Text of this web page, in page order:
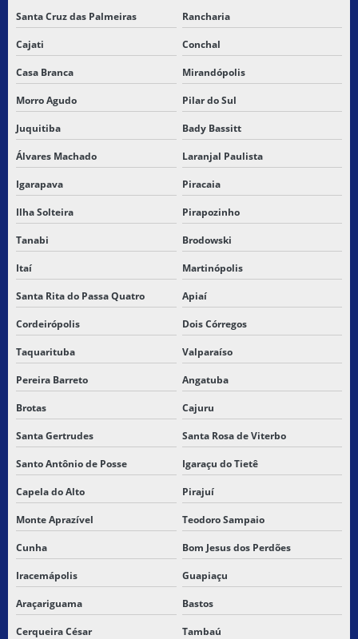
TRANSPORTE DE MERCADORIA DE TERCEIROS
TRANSPORTE DE MERCADORIAS
TRANSPORTE DE MERCADORIAS ALIMENTARES
TRANSPORTE DE MERCADORIAS ENTRE ESTADOS
TRANSPORTE DE MERCADORIAS PERIGOSAS
TRANSPORTE RODOVIÁRIO
TRANSPORTE RODOVIÁRIO DE CARGAS
TRANSPORTE RODOVIÁRIO DE CARGAS FRACIONADAS
TRANSPORTE RODOVIÁRIO DE CARGAS PERIGOSAS
TRANSPORTE RODOVIARIO MERCADORIA
TRANSPORTE RODOVIÁRIO DE MERCADORIAS PERIGOSAS
TRANSPORTE TERRESTRE DE MERCADORIAS
TRANSPORTES MERCADORIAS RODOVIARIOS
Santa Cruz das Palmeiras Rancharia
Cajati Conchal
Casa Branca Mirandópolis
Morro Agudo Pilar do Sul
Juquitiba Bady Bassitt
Álvares Machado Laranjal Paulista
Igarapava Piracaia
Ilha Solteira Pirapozinho
Tanabi Brodowski
Itaí Martinópolis
Santa Rita do Passa Quatro Apiaí
Cordeirópolis Dois Córregos
Taquarituba Valparaíso
Pereira Barreto Angatuba
Brotas Cajuru
Santa Gertrudes Santa Rosa de Viterbo
Santo Antônio de Posse Igaraçu do Tietê
Capela do Alto Pirajuí
Monte Aprazível Teodoro Sampaio
Cunha Bom Jesus dos Perdões
Iracemápolis Guapiaçu
Araçariguama Bastos
Cerqueira César Tambaú